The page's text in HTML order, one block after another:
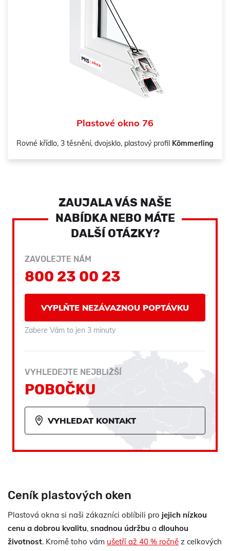
Plastové okno 76
Rovné křídlo, 3 těsnění, dvojsklo, plastový profil Kömmerling
ZAUJALA VÁS NAŠE
NABÍDKA NEBO MÁTE
DALŠÍ OTÁZKY?
ZAVOLEJTE NÁM
800 23 00 23
VYPLŇTE NEZÁVAZNOU POPTÁVKU
Zabere Vám to jen 3 minuty
VYHLEDEJTE NEJBLIŽŠÍ
POBOČKU
VYHLEDAT KONTAKT
Ceník plastových oken
Plastová okna si naši zákazníci oblíbili pro jejich nízkou
cenu a dobrou kvalitu, snadnou údržbu a dlouhou
životnost. Kromě toho vám ušetří až 40 % ročně z celkových